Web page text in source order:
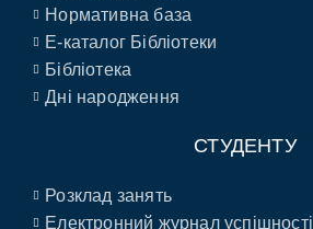
Нормативна база
E-каталог Бібліотеки
Бібліотека
Дні народження
СТУДЕНТУ
Розклад занять
Електронний журнал успішності